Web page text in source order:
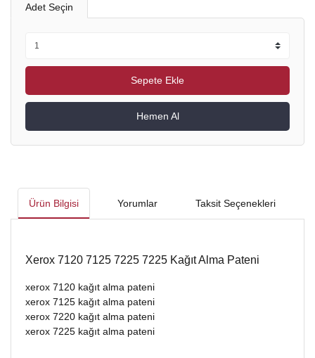
Adet Seçin
Sepete Ekle
Hemen Al
Ürün Bilgisi Yorumlar Taksit Seçenekleri
Xerox 7120 7125 7225 7225 Kağıt Alma Pateni
xerox 7120 kağıt alma pateni
xerox 7125 kağıt alma pateni
xerox 7220 kağıt alma pateni
xerox 7225 kağıt alma pateni